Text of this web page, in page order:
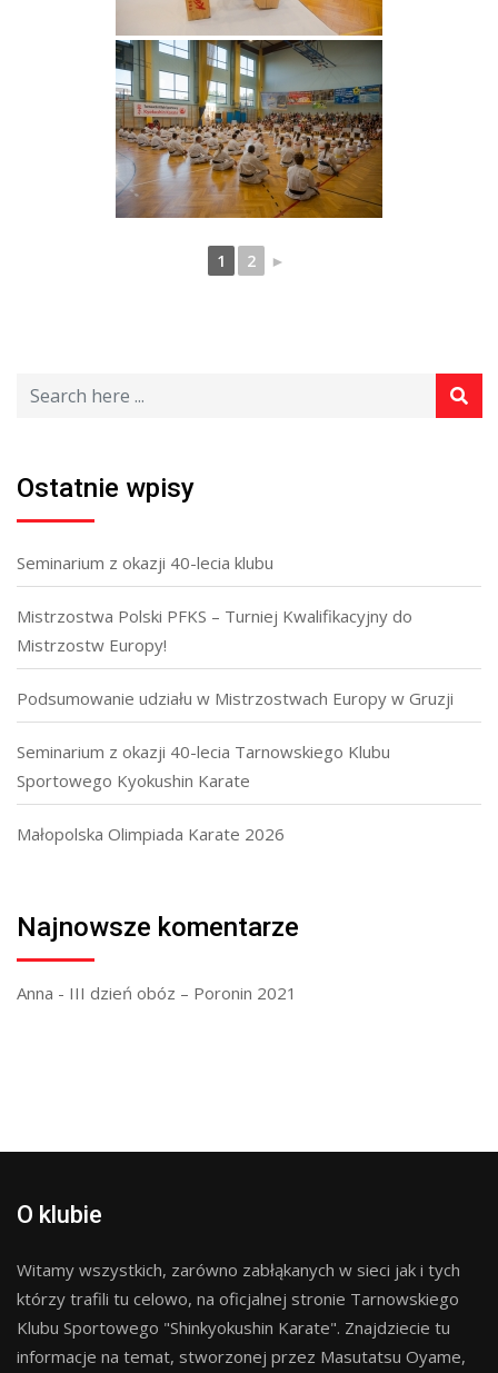
1 2 ►
Ostatnie wpisy
Seminarium z okazji 40-lecia klubu
Mistrzostwa Polski PFKS – Turniej Kwalifikacyjny do
Mistrzostw Europy!
Podsumowanie udziału w Mistrzostwach Europy w Gruzji
Seminarium z okazji 40-lecia Tarnowskiego Klubu
Sportowego Kyokushin Karate
Małopolska Olimpiada Karate 2026
Najnowsze komentarze
Anna - III dzień obóz – Poronin 2021
O klubie
Witamy wszystkich, zarówno zabłąkanych w sieci jak i tych
którzy trafili tu celowo, na oficjalnej stronie Tarnowskiego
Klubu Sportowego "Shinkyokushin Karate". Znajdziecie tu
informacje na temat, stworzonej przez Masutatsu Oyame,